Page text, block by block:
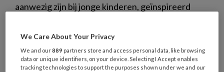
aanwezig zijn bij jonge kinderen, geïnspireerd
singeren kunt toepassen om zelfstandig spelen te
stimuleren.
We Care About Your Privacy
We and our889 partners store and access personal data, like browsing
data or unique identifiers, on your device. Selecting I Accept enables
tracking technologies to support the purposes shown under we and our